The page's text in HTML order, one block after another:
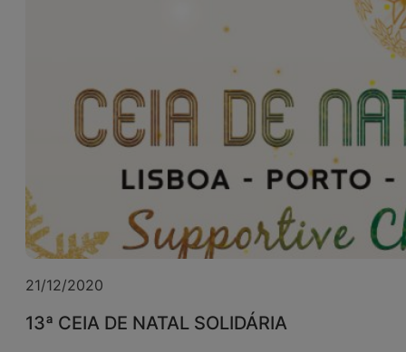
21/12/2020
13ª CEIA DE NATAL SOLIDÁRIA